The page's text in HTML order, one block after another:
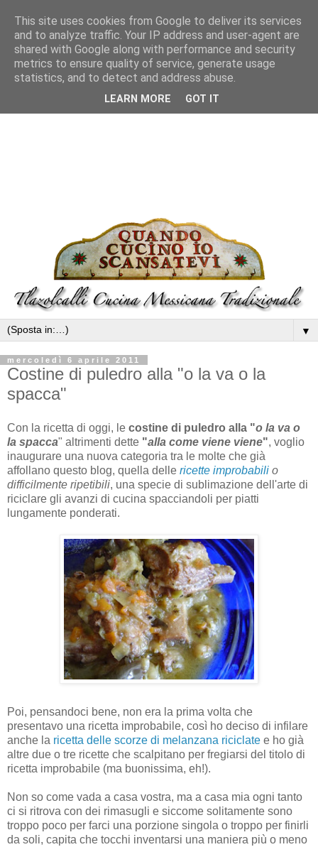
▼
mercoledì 6 aprile 2011
Costine di puledro alla "o la va o la
spacca"
Con la ricetta di oggi, le costine di puledro alla "o la va o
la spacca" altrimenti dette "alla come viene viene", voglio
inaugurare una nuova categoria tra le molte che già
affollano questo blog, quella delle ricette improbabili o
difficilmente ripetibili, una specie di sublimazione dell'arte di
riciclare gli avanzi di cucina spacciandoli per piatti
lungamente ponderati.
Poi, pensandoci bene, non era la prima volta che
presentavo una ricetta improbabile, così ho deciso di infilare
anche la ricetta delle scorze di melanzana riciclate e ho già
altre due o tre ricette che scalpitano per fregiarsi del titolo di
ricetta improbabile (ma buonissima, eh!).
Non so come vada a casa vostra, ma a casa mia ogni tanto
ci si ritrova con dei rimasugli e siccome solitamente sono
troppo poco per farci una porzione singola o troppo per finirli
da soli, capita che tocchi inventarsi una maniera più o meno
This site uses cookies from Google to deliver its services
and to analyze traffic. Your IP address and user-agent are
shared with Google along with performance and security
metrics to ensure quality of service, generate usage
statistics, and to detect and address abuse.
LEARN MORE GOT IT